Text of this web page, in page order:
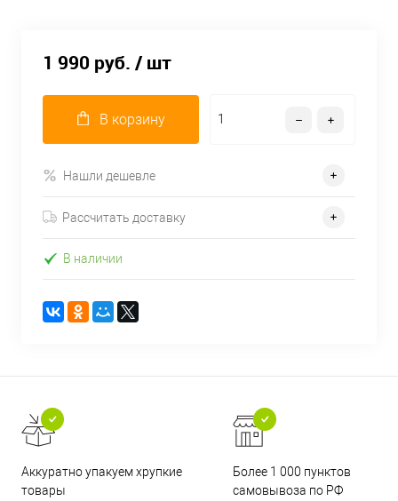
1 990 руб. / шт
В корзину
Нашли дешевле
Рассчитать доставку
В наличии
Аккуратно упакуем хрупкие
товары
Более 1 000 пунктов
самовывоза по РФ